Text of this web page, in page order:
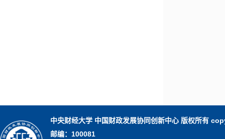
中央财经大学 中国财政发展协同创新中心 版权所有
邮编：100081